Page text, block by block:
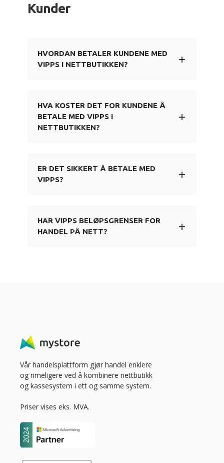
Kunder
HVORDAN BETALER KUNDENE MED
VIPPS I NETTBUTIKKEN?
HVA KOSTER DET FOR KUNDENE Å
BETALE MED VIPPS I
NETTBUTIKKEN?
ER DET SIKKERT Å BETALE MED
VIPPS?
HAR VIPPS BELØPSGRENSER FOR
HANDEL PÅ NETT?
Vår handelsplattform gjør handel enklere
og rimeligere ved å kombinere nettbutikk
og kassesystem i ett og samme system.
Priser vises eks. MVA.